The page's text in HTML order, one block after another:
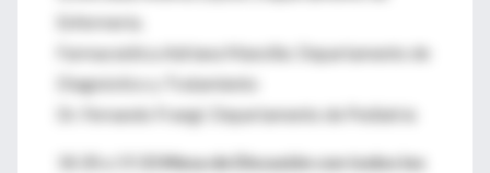
Enfermería.
Farmaceútica Adriana Mansilla: Departamento de
Diagnóstico y Tratamiento
Dr. Fernando Frangi: Departamento de Pediatría
18.30 a 19.30:Mesa de Discusión con todos los